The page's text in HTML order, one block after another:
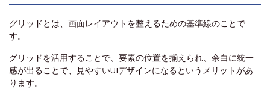
グリッドとは、画面レイアウトを整えるための基準線のことで
す。
グリッドを活用することで、要素の位置を揃えられ、余白に統一
感が出ることで、見やすいUIデザインになるというメリットがあ
ります。